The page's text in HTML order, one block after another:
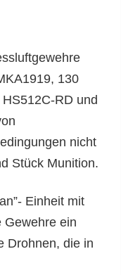
130
RD und
nicht
Stück Munition.
Einheit mit
Gewehre ein
Drohnen, die in